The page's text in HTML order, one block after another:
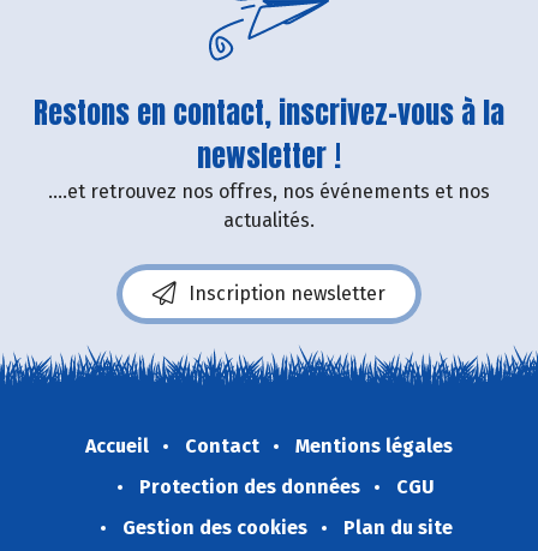
Restons en contact, inscrivez-vous à la
newsletter !
....et retrouvez nos offres, nos événements et nos
actualités.
Inscription newsletter
Accueil Contact
Mentions légales
Protection des données
CGU
Gestion des cookies
Plan du site